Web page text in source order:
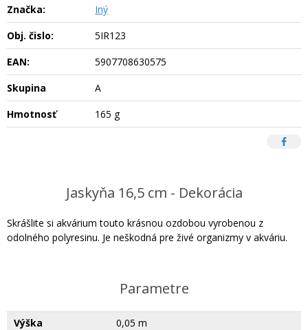
Značka:
Iný
Obj. čislo:
5IR123
EAN:
5907708630575
Skupina
A
Hmotnosť
165 g
Jaskyňa 16,5 cm - Dekorácia
Skrášlite si akvárium touto krásnou ozdobou vyrobenou z
odolného polyresinu. Je neškodná pre živé organizmy v akváriu.
Parametre
Výška
0,05 m